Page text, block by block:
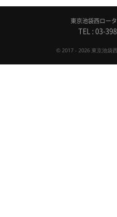
東京池袋西ロー
TEL : 03-
© 2017 - 2026 東京池袋